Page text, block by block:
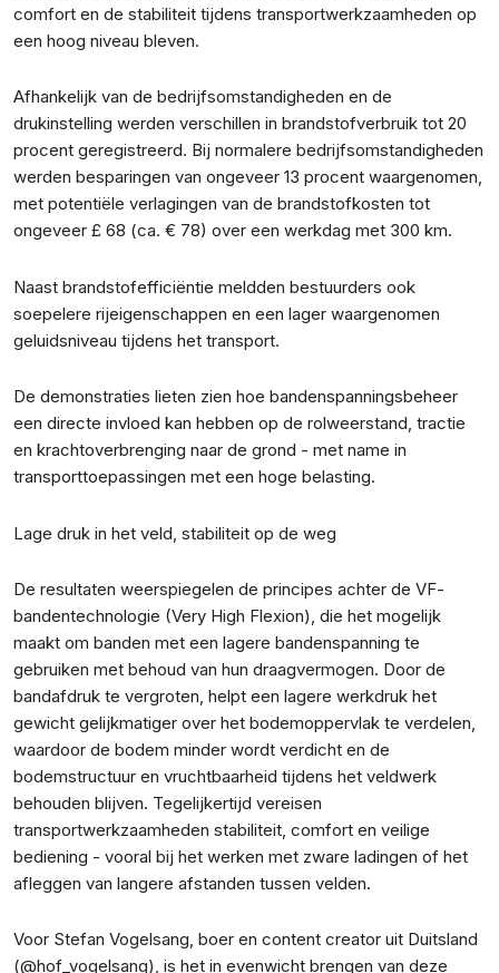
comfort en de stabiliteit tijdens transportwerkzaamheden op
een hoog niveau bleven.
Afhankelijk van de bedrijfsomstandigheden en de
drukinstelling werden verschillen in brandstofverbruik tot 20
procent geregistreerd. Bij normalere bedrijfsomstandigheden
werden besparingen van ongeveer 13 procent waargenomen,
met potentiële verlagingen van de brandstofkosten tot
ongeveer £ 68 (ca. € 78) over een werkdag met 300 km.
Naast brandstofefficiëntie meldden bestuurders ook
soepelere rijeigenschappen en een lager waargenomen
geluidsniveau tijdens het transport.
De demonstraties lieten zien hoe bandenspanningsbeheer
een directe invloed kan hebben op de rolweerstand, tractie
en krachtoverbrenging naar de grond - met name in
transporttoepassingen met een hoge belasting.
Lage druk in het veld, stabiliteit op de weg
De resultaten weerspiegelen de principes achter de VF-
bandentechnologie (Very High Flexion), die het mogelijk
maakt om banden met een lagere bandenspanning te
gebruiken met behoud van hun draagvermogen. Door de
bandafdruk te vergroten, helpt een lagere werkdruk het
gewicht gelijkmatiger over het bodemoppervlak te verdelen,
waardoor de bodem minder wordt verdicht en de
bodemstructuur en vruchtbaarheid tijdens het veldwerk
behouden blijven. Tegelijkertijd vereisen
transportwerkzaamheden stabiliteit, comfort en veilige
bediening - vooral bij het werken met zware ladingen of het
afleggen van langere afstanden tussen velden.
Voor Stefan Vogelsang, boer en content creator uit Duitsland
(@hof_vogelsang), is het in evenwicht brengen van deze